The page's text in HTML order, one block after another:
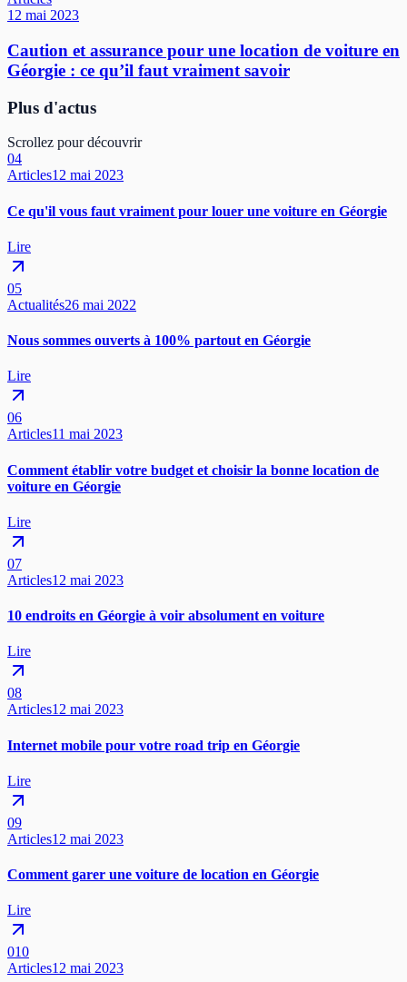
12 mai 2023
Caution et assurance pour une location de voiture en
Géorgie : ce qu’il faut vraiment savoir
Plus d'actus
Scrollez pour découvrir
04
Articles12 mai 2023
Ce qu'il vous faut vraiment pour louer une voiture en Géorgie
Lire
05
Actualités26 mai 2022
Nous sommes ouverts à 100% partout en Géorgie
Lire
06
Articles11 mai 2023
Comment établir votre budget et choisir la bonne location de
voiture en Géorgie
Lire
07
Articles12 mai 2023
10 endroits en Géorgie à voir absolument en voiture
Lire
08
Articles12 mai 2023
Internet mobile pour votre road trip en Géorgie
Lire
09
Articles12 mai 2023
Comment garer une voiture de location en Géorgie
Lire
010
Articles12 mai 2023